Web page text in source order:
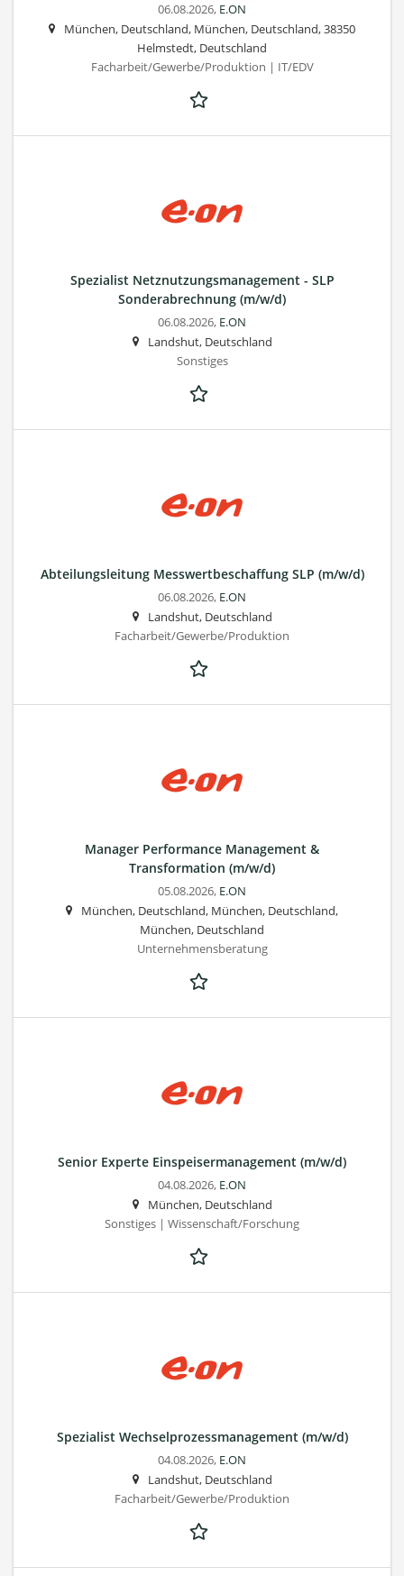
06.08.2026, E.ON
München, Deutschland, München, Deutschland, 38350
Helmstedt, Deutschland
Facharbeit/Gewerbe/Produktion | IT/EDV
Spezialist Netznutzungsmanagement - SLP
Sonderabrechnung (m/w/d)
06.08.2026, E.ON
Landshut, Deutschland
Sonstiges
Abteilungsleitung Messwertbeschaffung SLP (m/w/d)
06.08.2026, E.ON
Landshut, Deutschland
Facharbeit/Gewerbe/Produktion
Manager Performance Management &
Transformation (m/w/d)
05.08.2026, E.ON
München, Deutschland, München, Deutschland,
München, Deutschland
Unternehmensberatung
Senior Experte Einspeisermanagement (m/w/d)
04.08.2026, E.ON
München, Deutschland
Sonstiges | Wissenschaft/Forschung
Spezialist Wechselprozessmanagement (m/w/d)
04.08.2026, E.ON
Landshut, Deutschland
Facharbeit/Gewerbe/Produktion